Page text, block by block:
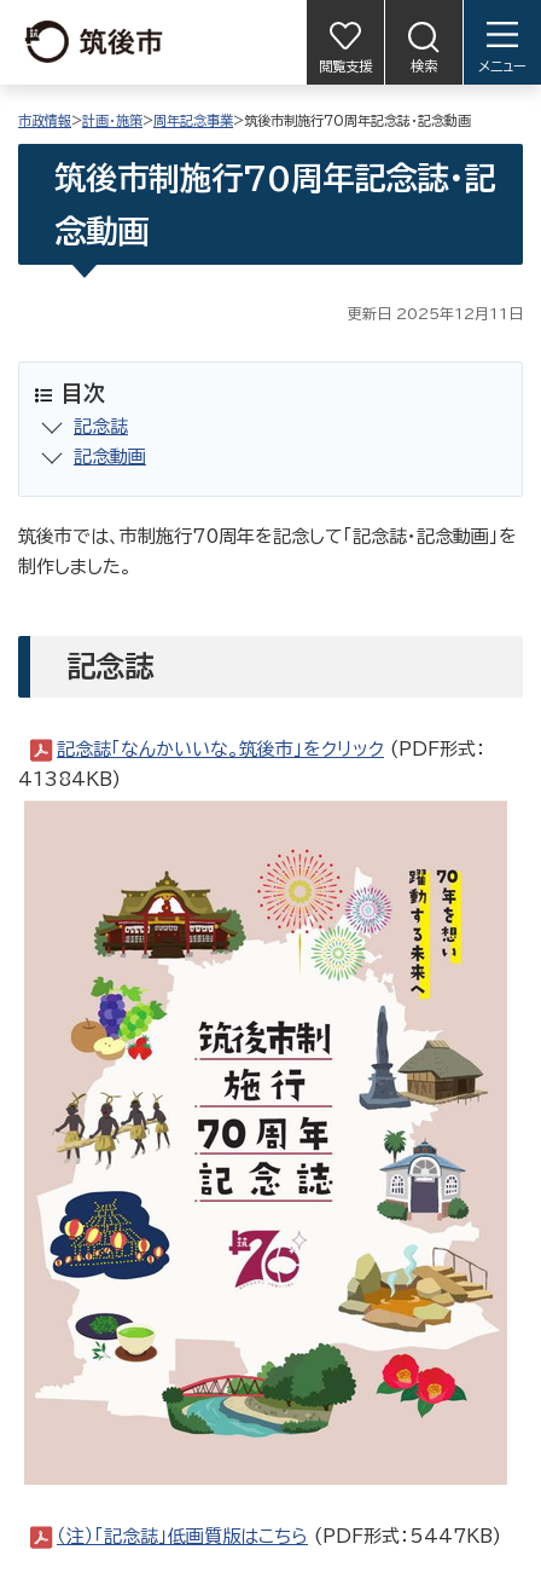
閲覧支援 検索 メニュー
市政情報>計画・施策>周年記念事業>筑後市制施行70周年記念誌・記念動画
筑後市制施行70周年記念誌・記
念動画
更新日 2025年12月11日
目次
記念誌
記念動画
筑後市では、市制施行70周年を記念して「記念誌・記念動画」を
制作しました。
記念誌
記念誌「なんかいいな。筑後市」をクリック (PDF形式：
41384KB)
（注）「記念誌」低画質版はこちら (PDF形式：5447KB)